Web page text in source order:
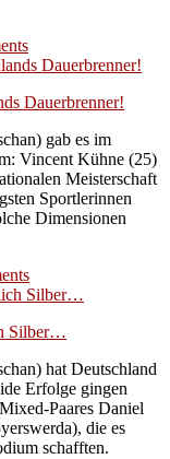
Dauerbrenner!
gab es im
Vincent Kühne (25)
Meisterschaft
Sportlerinnen
Dimensionen
Silber…
hat Deutschland
Erfolge gingen
Paares Daniel
die es
schafften.